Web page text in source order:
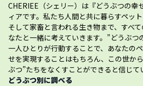
CHERIEE（シェリー） は『どうぶつの幸
ィアです。私たち人間と共に暮らすペッ
そして家畜と言われる生き物まで、すべて
なたと一緒に考えていきます。”どうぶつ
一人ひとりが行動することで、あなたの
せを実現することはもちろん、この世か
ぶつ”たちをなくすことができると信じて
どうぶつ別に調べる